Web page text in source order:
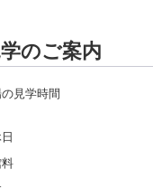
のご案内
見学時間
料